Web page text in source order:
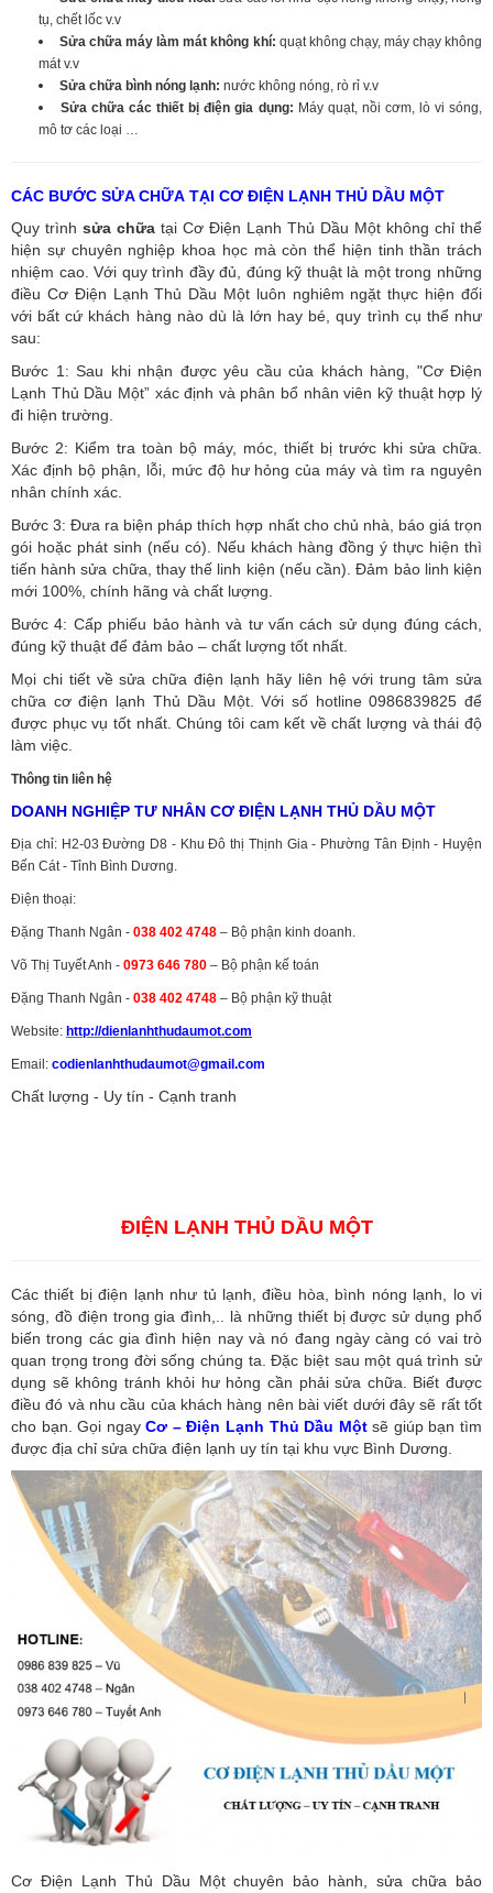
tụ, chết lốc v.v
Sửa chữa máy làm mát không khí: quạt không chạy, máy chạy không
mát v.v
Sửa chữa bình nóng lạnh: nước không nóng, rò rỉ v.v
Sửa chữa các thiết bị điện gia dụng: Máy quạt, nồi cơm, lò vi sóng,
mô tơ các loại …
CÁC BƯỚC SỬA CHỮA TẠI CƠ ĐIỆN LẠNH THỦ DẦU MỘT
Quy trình sửa chữa tại Cơ Điện Lạnh Thủ Dầu Một không chỉ thể
hiện sự chuyên nghiệp khoa học mà còn thể hiện tinh thần trách
nhiệm cao. Với quy trình đầy đủ, đúng kỹ thuật là một trong những
điều Cơ Điện Lạnh Thủ Dầu Một luôn nghiêm ngặt thực hiện đối
với bất cứ khách hàng nào dù là lớn hay bé, quy trình cụ thể như
sau:
Bước 1: Sau khi nhận được yêu cầu của khách hàng, "Cơ Điện
Lạnh Thủ Dầu Một” xác định và phân bổ nhân viên kỹ thuật hợp lý
đi hiện trường.
Bước 2: Kiểm tra toàn bộ máy, móc, thiết bị trước khi sửa chữa.
Xác định bộ phận, lỗi, mức độ hư hỏng của máy và tìm ra nguyên
nhân chính xác.
Bước 3: Đưa ra biện pháp thích hợp nhất cho chủ nhà, báo giá trọn
gói hoặc phát sinh (nếu có). Nếu khách hàng đồng ý thực hiện thì
tiến hành sửa chữa, thay thế linh kiện (nếu cần). Đảm bảo linh kiện
mới 100%, chính hãng và chất lượng.
Bước 4: Cấp phiếu bảo hành và tư vấn cách sử dụng đúng cách,
đúng kỹ thuật để đảm bảo – chất lượng tốt nhất.
Mọi chi tiết về sửa chữa điện lạnh hãy liên hệ với trung tâm sửa
chữa cơ điện lạnh Thủ Dầu Một. Với số hotline 0986839825 để
được phục vụ tốt nhất. Chúng tôi cam kết về chất lượng và thái độ
làm việc.
Thông tin liên hệ
DOANH NGHIỆP TƯ NHÂN CƠ ĐIỆN LẠNH THỦ DẦU MỘT
Địa chỉ: H2-03 Đường D8 - Khu Đô thị Thịnh Gia - Phường Tân Định - Huyện
Bến Cát - Tỉnh Bình Dương.
Điện thoại:
Đặng Thanh Ngân - 038 402 4748 – Bộ phận kinh doanh.
Võ Thị Tuyết Anh - 0973 646 780 – Bộ phận kế toán
Đặng Thanh Ngân - 038 402 4748 – Bộ phận kỹ thuật
Website: http://dienlanhthudaumot.com
Email: codienlanhthudaumot@gmail.com
Chất lượng - Uy tín - Cạnh tranh
ĐIỆN LẠNH THỦ DẦU MỘT
Các thiết bị điện lạnh như tủ lạnh, điều hòa, bình nóng lạnh, lo vi
sóng, đồ điện trong gia đình,.. là những thiết bị được sử dụng phổ
biến trong các gia đình hiện nay và nó đang ngày càng có vai trò
quan trọng trong đời sống chúng ta. Đặc biệt sau một quá trình sử
dụng sẽ không tránh khỏi hư hỏng cần phải sửa chữa. Biết được
điều đó và nhu cầu của khách hàng nên bài viết dưới đây sẽ rất tốt
cho bạn. Gọi ngayCơ – Điện Lạnh Thủ Dầu Một sẽ giúp bạn tìm
được địa chỉ sửa chữa điện lạnh uy tín tại khu vực Bình Dương.
Cơ Điện Lạnh Thủ Dầu Một chuyên bảo hành, sửa chữa bảo